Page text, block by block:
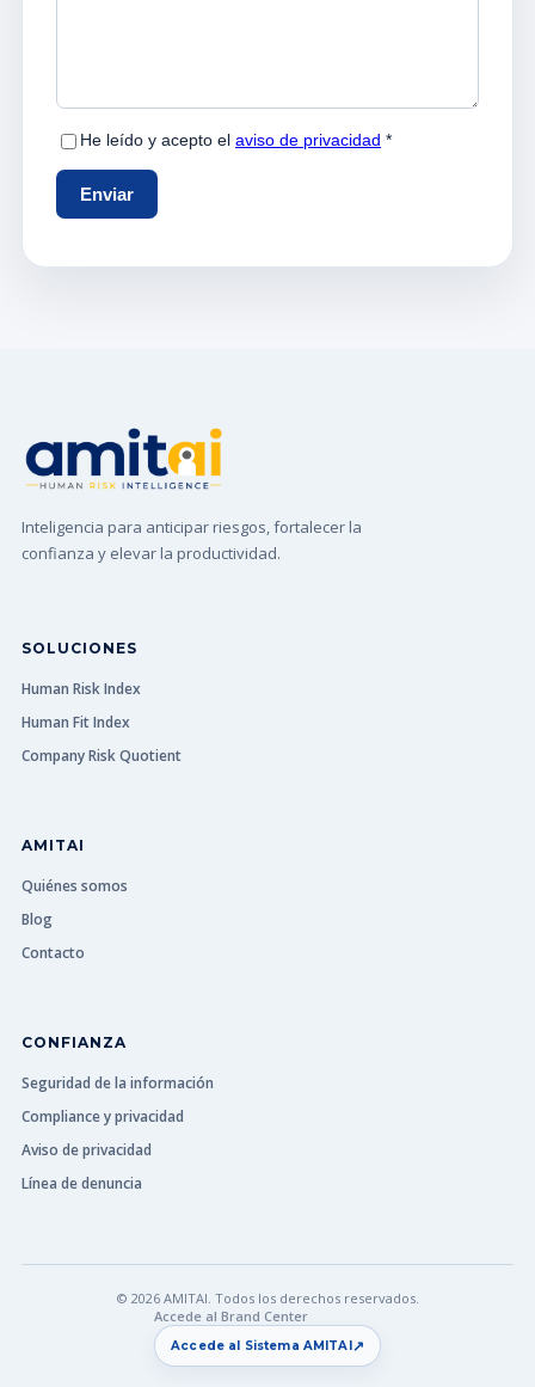
Inteligencia para anticipar riesgos, fortalecer la
confianza y elevar la productividad.
SOLUCIONES
Human Risk Index
Human Fit Index
Company Risk Quotient
AMITAI
Quiénes somos
Blog
Contacto
CONFIANZA
Seguridad de la información
Compliance y privacidad
Aviso de privacidad
Línea de denuncia
© 2026 AMITAI. Todos los derechos reservados.
Accede al Brand Center
Accede al Sistema AMITAI ↗